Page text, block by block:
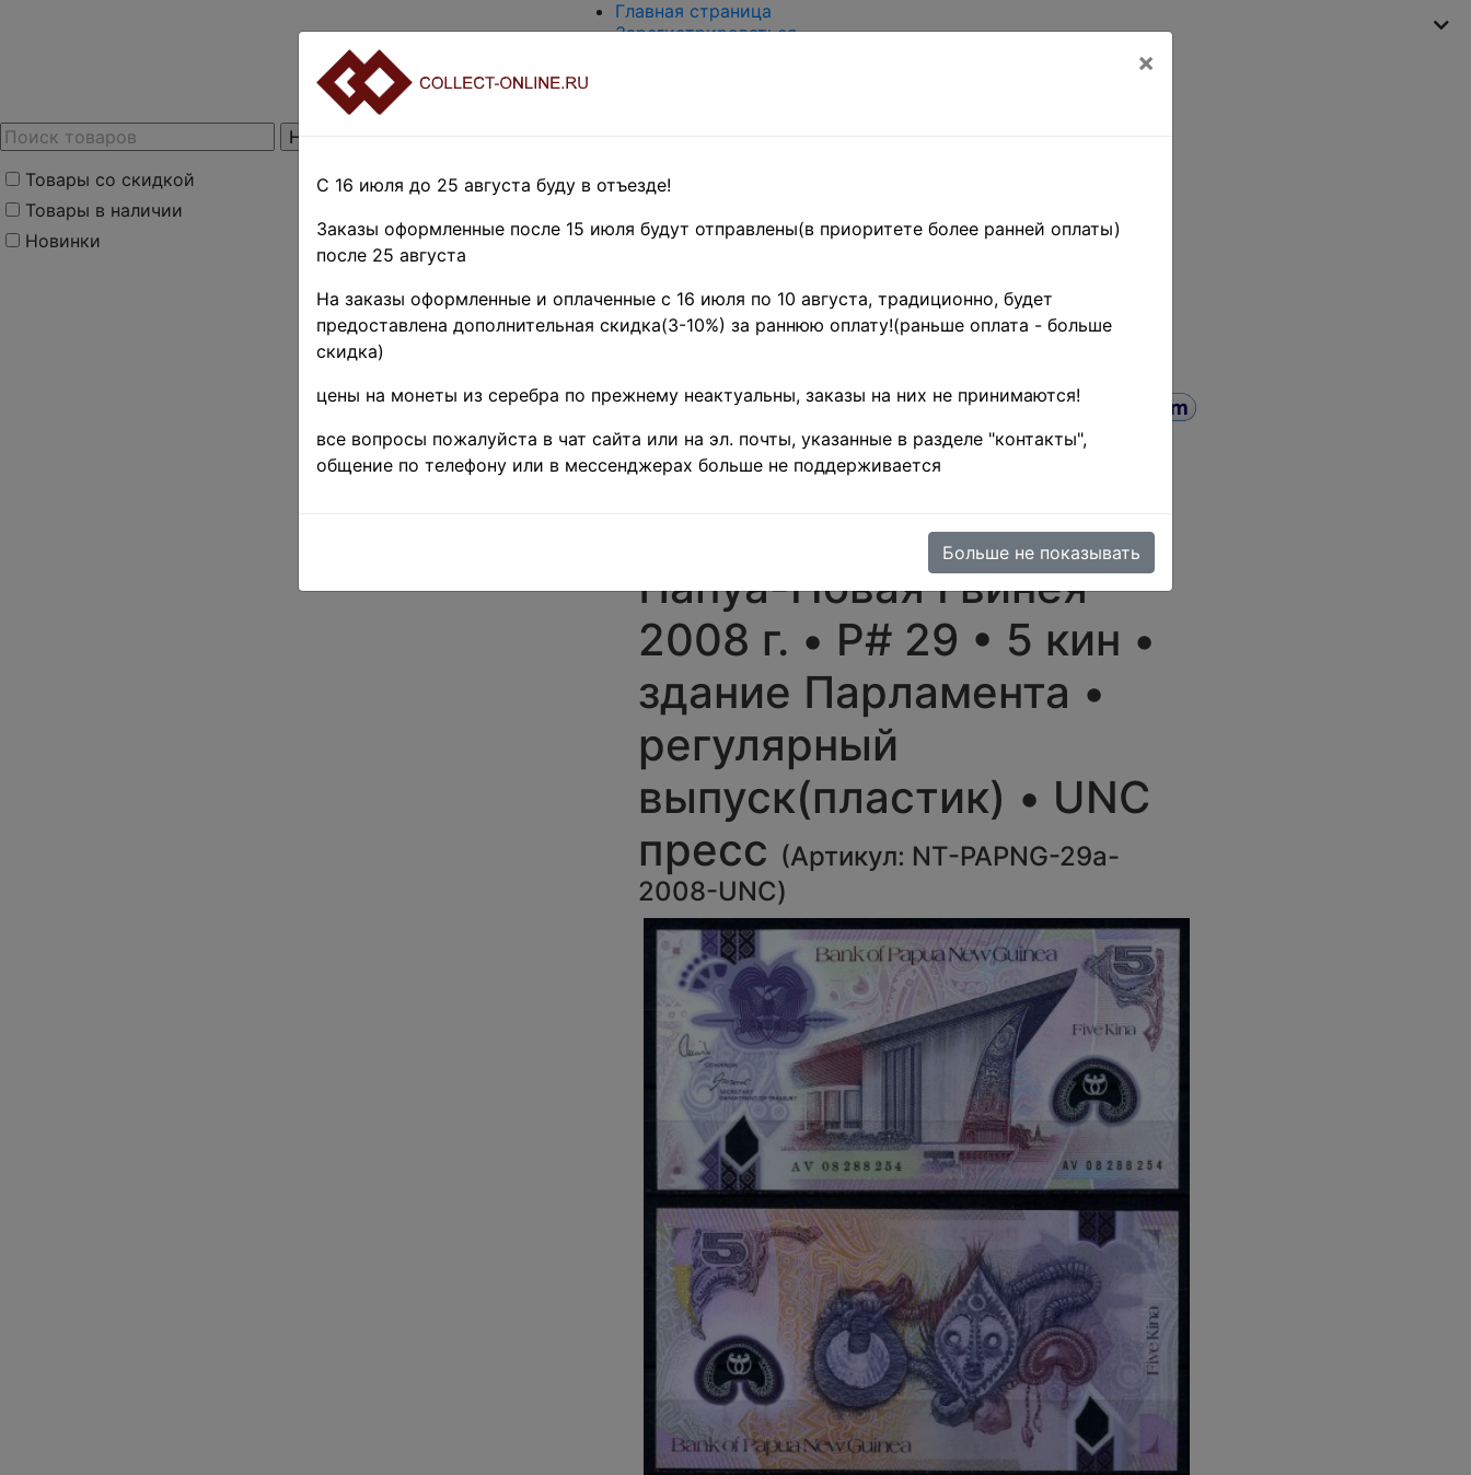
Товары со скидкой
Товары в наличии
Новинки
Главная страница
Зарегистрироваться
Оценка и покупка
Поиск по магазину
Главная
Нумизматика
»Боны и
боны »
Новая
Зеландия и
Папуа-Новая Гвинея
2008 г. • P# 29 • 5 кин •
здание Парламента •
регулярный
выпуск(пластик) • UNC
пресс (Артикул: NT-PAPNG-29a-
2008-UNC)
×
С 16 июля до 25 августа буду в отъезде!
Заказы оформленные после 15 июля будут отправлены(в приоритете более ранней оплаты)
после 25 августа
На заказы оформленные и оплаченные с 16 июля по 10 августа, традиционно, будет
предоставлена дополнительная скидка(3-10%) за раннюю оплату!(раньше оплата - больше
скидка)
цены на монеты из серебра по прежнему неактуальны, заказы на них не принимаются!
все вопросы пожалуйста в чат сайта или на эл. почты, указанные в разделе "контакты",
общение по телефону или в мессенджерах больше не поддерживается
Больше не показывать